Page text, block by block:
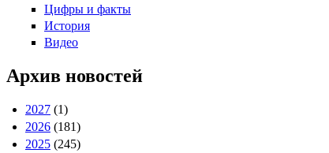
Цифры и факты
История
Видео
Архив новостей
2027 (1)
2026 (181)
2025 (245)